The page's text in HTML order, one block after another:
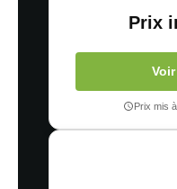
Prix
Prix mis